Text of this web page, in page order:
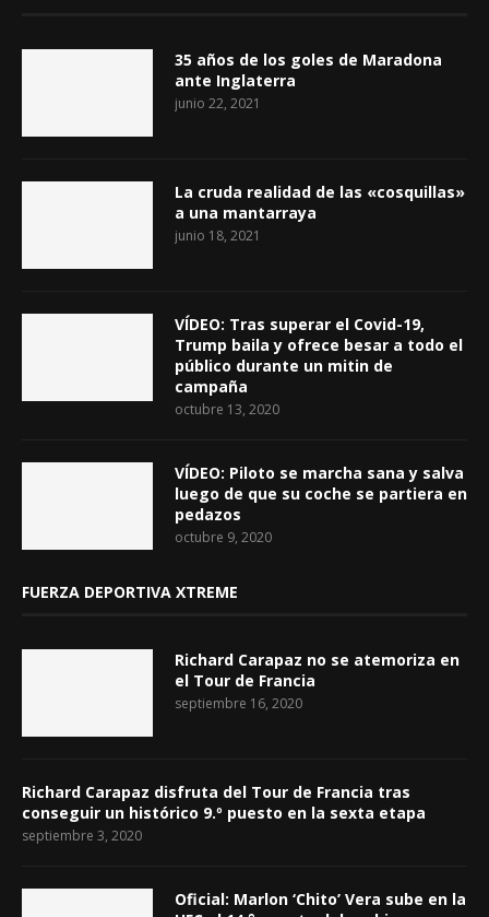
35 años de los goles de Maradona
ante Inglaterra
junio 22, 2021
La cruda realidad de las «cosquillas»
a una mantarraya
junio 18, 2021
VÍDEO: Tras superar el Covid-19,
Trump baila y ofrece besar a todo el
público durante un mitin de
campaña
octubre 13, 2020
VÍDEO: Piloto se marcha sana y salva
luego de que su coche se partiera en
pedazos
octubre 9, 2020
FUERZA DEPORTIVA XTREME
Richard Carapaz no se atemoriza en
el Tour de Francia
septiembre 16, 2020
Richard Carapaz disfruta del Tour de Francia tras
conseguir un histórico 9.º puesto en la sexta etapa
septiembre 3, 2020
Oficial: Marlon ‘Chito’ Vera sube en la